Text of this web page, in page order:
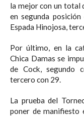
la mejor con un total
en segunda
Espada Hinojosa,
Por último, en la
Chica Damas se
de Cock, segundo
tercero con 29.
La prueba del
poner de manifiesto